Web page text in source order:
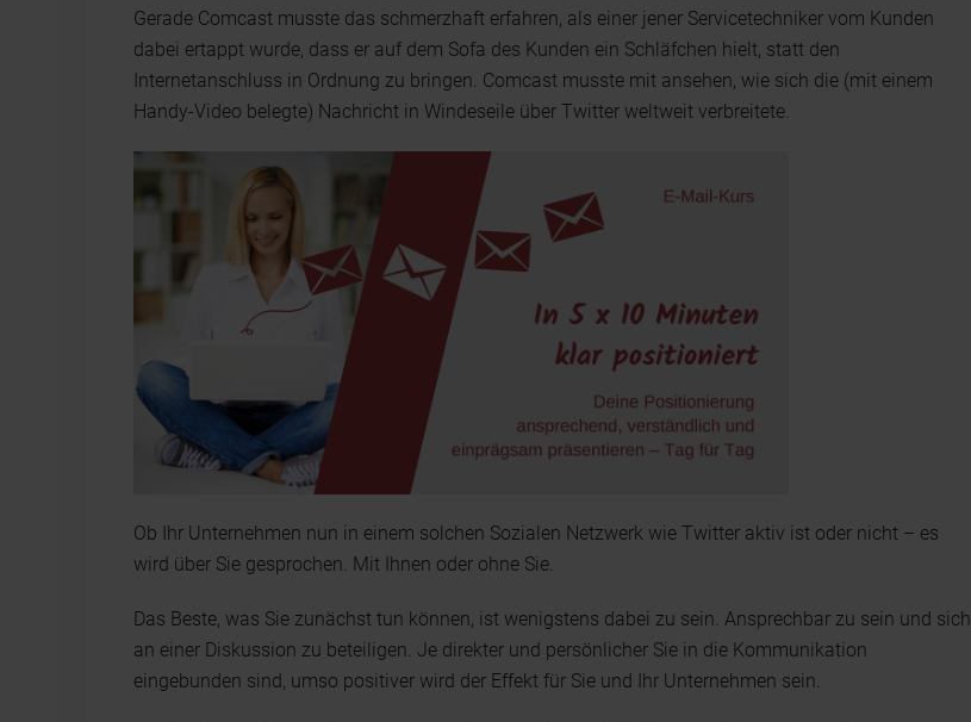
Gerade Comcast musste das schmerzhaft erfahren, als einer jener Servicetechniker vom Kunden
dabei ertappt wurde, dass er auf dem Sofa des Kunden ein Schläfchen hielt, statt den
Internetanschluss in Ordnung zu bringen. Comcast musste mit ansehen, wie sich die (mit einem
Handy-Video belegte) Nachricht in Windeseile über Twitter weltweit verbreitete.
Ob Ihr Unternehmen nun in einem solchen Sozialen Netzwerk wie Twitter aktiv ist oder nicht – es
wird über Sie gesprochen. Mit Ihnen oder ohne Sie.
Das Beste, was Sie zunächst tun können, ist wenigstens dabei zu sein. Ansprechbar zu sein und sich
an einer Diskussion zu beteiligen. Je direkter und persönlicher Sie in die Kommunikation
eingebunden sind, umso positiver wird der Effekt für Sie und Ihr Unternehmen sein.